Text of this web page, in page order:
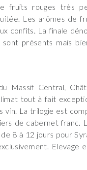
fruits rouges très
Les arômes de
confits. La finale
présents mais
Massif Central,
tout à fait
vin. La trilogie est
de cabernet franc.
8 à 12 jours pour
Elevage